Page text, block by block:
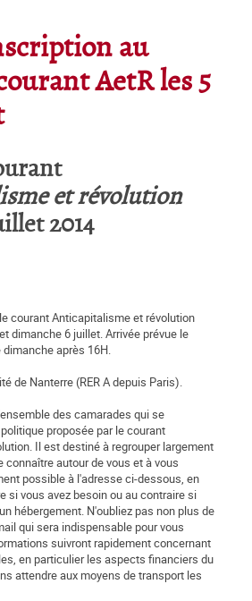
au
AetR les 5
et révolution
2014
courant Anticapitalisme et révolution
dimanche 6 juillet. Arrivée prévue le
après 16H.
de Nanterre (RER A depuis Paris).
des camarades qui se
proposée par le courant
Il est destiné à regrouper largement
connaître autour de vous et à vous
possible à l'adresse ci-dessous, en
si vous avez besoin ou au contraire si
hébergement. N'oubliez pas non plus de
qui sera indispensable pour vous
suivront rapidement concernant
en particulier les aspects financiers du
attendre aux moyens de transport les